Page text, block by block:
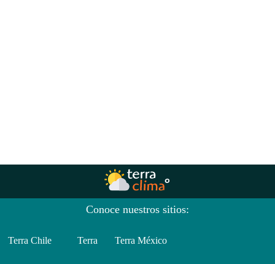
Conoce nuestros sitios:
Terra Chile Terra Terra México